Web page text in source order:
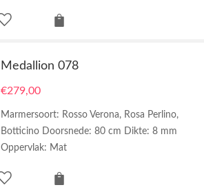
Medallion 078
€279,00
Marmersoort: Rosso Verona, Rosa Perlino,
Botticino Doorsnede: 80 cm Dikte: 8 mm
Oppervlak: Mat